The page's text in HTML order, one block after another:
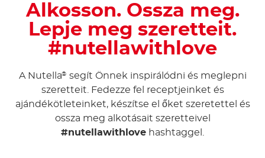
Alkosson. Ossza meg.
Lepje meg szeretteit.
#nutellawithlove
A Nutella® segít Önnek inspirálódni és meglepni
szeretteit. Fedezze fel receptjeinket és
ajándékötleteinket, készítse el őket szeretettel és
ossza meg alkotásait szeretteivel
#nutellawithlove hashtaggel.